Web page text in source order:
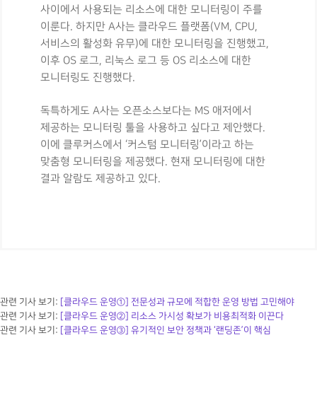
사이에서 사용되는 리소스에 대한 모니터링이 주를
이룬다. 하지만 A사는 클라우드 플랫폼(VM, CPU,
서비스의 활성화 유무)에 대한 모니터링을 진행했고,
이후 OS 로그, 리눅스 로그 등 OS 리소스에 대한
모니터링도 진행했다.
독특하게도 A사는 오픈소스보다는 MS 애저에서
제공하는 모니터링 툴을 사용하고 싶다고 제안했다.
이에 클루커스에서 ‘커스텀 모니터링’이라고 하는
맞춤형 모니터링을 제공했다. 현재 모니터링에 대한
결과 알람도 제공하고 있다.
관련 기사 보기: [클라우드 운영①] 전문성과 규모에 적합한 운영 방법 고민해야
관련 기사 보기: [클라우드 운영②] 리소스 가시성 확보가 비용최적화 이끈다
관련 기사 보기: [클라우드 운영③] 유기적인 보안 정책과 ‘랜딩존’이 핵심